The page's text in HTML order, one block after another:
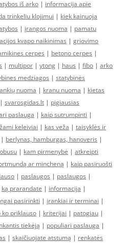
iš arko | informacija apie
trinkeliu klojimui | kiek kainuoja
| įrangos nuoma | pamatu
kvapo naikinimas | griovimo
cerpes | betono cerpes |
| multipor | ytong | haus | fibo | arko
medziagos | statybinės
nuoma | kranu nuoma | kietas
| svarosgidas.lt | pigiausias
paslauga | kaip sutrumpinti |
keleiviai | kas veža | taisyklės ir
| berlynas, hamburgas, hanoveris |
| kam pirmenybė | atkreipti
ar mincheną | kaip pasiruošti
| paslaugos | paslaugos |
ką prarandate | informacija |
pasirinkti | įrankiai ir terminai |
ko priklauso | kriterijai | patogiau |
tiekėją | populiari paslauga |
| skaičiuojate atstumą | renkatės